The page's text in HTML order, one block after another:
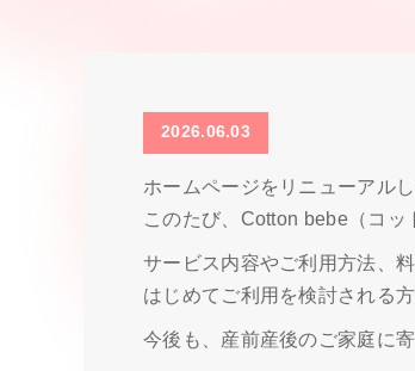
2026.06.03
ホームページをリニューアル
このたび、 Cotton bebe（コッ
サービス内容やご利用方法、
はじめてご利用を検討される
今後も、産前産後のご家庭に